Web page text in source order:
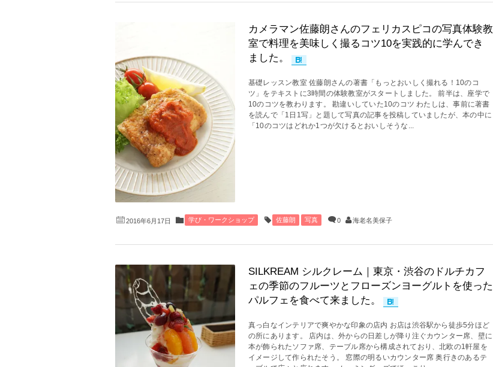
カメラマン佐藤朗さんのフェリカスピコの写真体験教
室で料理を美味しく撮るコツ10を実践的に学んでき
ました。
基礎レッスン教室 佐藤朗さんの著書「もっとおいしく撮れる！10のコ
ツ」をテキストに3時間の体験教室がスタートしました。 前半は、座学で
10のコツを教わります。 勘違いしていた10のコツ わたしは、事前に著書
を読んで「1日1写」と題して写真の記事を投稿していましたが、本の中に
「10のコツはどれか1つが欠けるとおいしそうな...
2016年6月17日 学び・ワークショップ 佐藤朗 写真 0 海老名美保子
SILKREAM シルクレーム｜東京・渋谷のドルチカフ
ェの季節のフルーツとフローズンヨーグルトを使った
パルフェを食べて来ました。
真っ白なインテリアで爽やかな印象の店内 お店は渋谷駅から徒歩5分ほど
の所にあります。 店内は、外からの日差しが降り注ぐカウンター席、壁に
本が飾られたソファ席、テーブル席から構成されており、北欧の1軒屋を
イメージして作られたそう。 窓際の明るいカウンター席 奥行きのあるテ